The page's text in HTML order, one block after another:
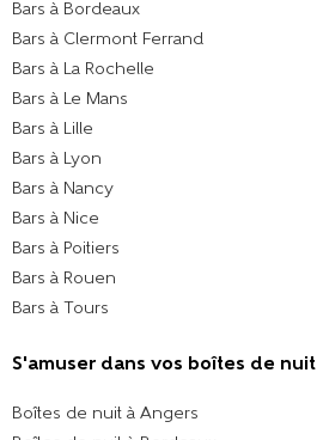
Bars à Bordeaux
Bars à Clermont Ferrand
Bars à La Rochelle
Bars à Le Mans
Bars à Lille
Bars à Lyon
Bars à Nancy
Bars à Nice
Bars à Poitiers
Bars à Rouen
Bars à Tours
S'amuser dans vos boîtes de nuit
Boîtes de nuit à Angers